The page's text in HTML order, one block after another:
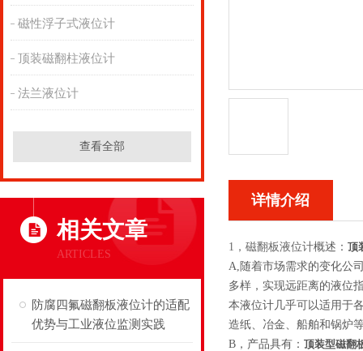
磁性浮子式液位计
顶装磁翻柱液位计
法兰液位计
查看全部
相关文章
ARTICLES
防腐四氟磁翻板液位计的适配
优势与工业液位监测实践
详情介绍
1，磁翻板液位计概述： 顶
A,随着市场需求的变化公
多样，实现远距离的液位
本液位计几乎可以适用于
造纸、冶金、船舶和锅炉
B，产品具有： 顶装型磁翻